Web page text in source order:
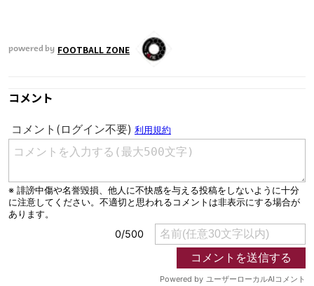
© AbemaTV. Inc. All Rights Reserved.
powered by FOOTBALL ZONE
コメント